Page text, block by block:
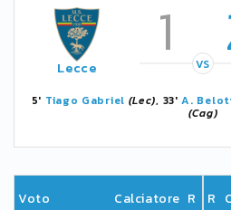
Lecce 1 VS
5' Tiago Gabriel (Lec), 33'A.
(Cag)
Voto Calciatore R R